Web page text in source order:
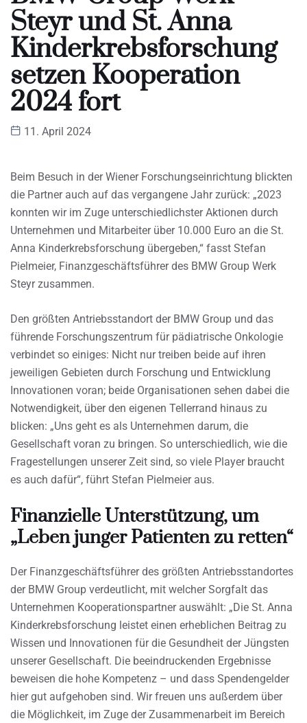
Steyr und St. Anna
Kinderkrebsforschung
setzen Kooperation
2024 fort
11. April 2024
Beim Besuch in der Wiener Forschungseinrichtung blickten
die Partner auch auf das vergangene Jahr zurück: „2023
konnten wir im Zuge unterschiedlichster Aktionen durch
Unternehmen und Mitarbeiter über 10.000 Euro an die St.
Anna Kinderkrebsforschung übergeben,“ fasst Stefan
Pielmeier, Finanzgeschäftsführer des BMW Group Werk
Steyr zusammen.
Den größten Antriebsstandort der BMW Group und das
führende Forschungszentrum für pädiatrische Onkologie
verbindet so einiges: Nicht nur treiben beide auf ihren
jeweiligen Gebieten durch Forschung und Entwicklung
Innovationen voran; beide Organisationen sehen dabei die
Notwendigkeit, über den eigenen Tellerrand hinaus zu
blicken: „Uns geht es als Unternehmen darum, die
Gesellschaft voran zu bringen. So unterschiedlich, wie die
Fragestellungen unserer Zeit sind, so viele Player braucht
es auch dafür“, führt Stefan Pielmeier aus.
Finanzielle Unterstützung, um
„Leben junger Patienten zu retten“
Der Finanzgeschäftsführer des größten Antriebsstandortes
der BMW Group verdeutlicht, mit welcher Sorgfalt das
Unternehmen Kooperationspartner auswählt: „Die St. Anna
Kinderkrebsforschung leistet einen erheblichen Beitrag zu
Wissen und Innovationen für die Gesundheit der Jüngsten
unserer Gesellschaft. Die beeindruckenden Ergebnisse
beweisen die hohe Kompetenz – und dass Spendengelder
hier gut aufgehoben sind. Wir freuen uns außerdem über
die Möglichkeit, im Zuge der Zusammenarbeit im Bereich